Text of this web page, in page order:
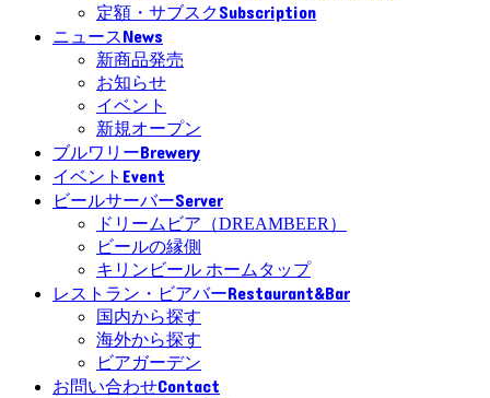
定額・サブスクSubscription
ニュースNews
新商品発売
お知らせ
イベント
新規オープン
ブルワリーBrewery
イベント Event
ビールサーバーServer
ドリームビア（DREAMBEER）
ビールの縁側
キリンビール ホームタップ
レストラン・ビアバーRestaurant&Bar
国内から探す
海外から探す
ビアガーデン
お問い合わせContact